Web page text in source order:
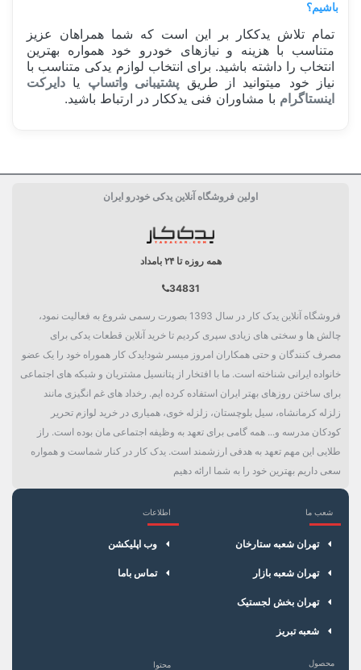
باشیم؟
تمام تلاش یدککار بر این است که شما همراهان عزیز
متناسب با هزینه و نیازهای خودرو خود همواره بهترین
انتخاب را داشته باشید. برای انتخاب لوازم یدکی متناسب با
نیاز خود میتوانید از طریق پشتیبانی واتساپ یا دایرکت
اینستاگرام با مشاوران فنی یدککار در ارتباط باشید.
90 هزار کیلومتر
جعبه تکی
اولین فروشگاه آنلاین یدکی خودرو ایران
همه روزه تا ۲۴ بامداد
34831
فروشگاه آنلاین یدک کار در سال 1393 بصورت رسمی شروع به فعالیت نمود،
چالش ها و سختی های زیادی سپری کردیم تا خرید آنلاین قطعات یدکی برای
مصرف کنندگان و حتی همکاران امروز میسر شود!یدک کار هموراه خود را یک عضو
خانواده ایرانی شناخته است. ما با افتخار از پتانسیل مشتریان و شبکه های اجتماعی
برای ساختن روزهای بهتر ایران استفاده کرده ایم. رخداد های غم انگیزی مانند
زلزله کرمانشاه، سیل بلوچستان، زلزله خوی، همیاری در خرید لوازم تحریر
کودکان مدرسه و... همه گامی برای تعهد به وظیفه اجتماعی مان بوده است. راز
طلایی این مهم تعهد به هدفی ارزشمند است. یدک کار در کنار شماست و همواره
سعی داریم بهترین خود را به شما ارائه دهیم
شعب ما
تهران شعبه ستارخان
تهران شعبه بازار
تهران بخش لجستیک
شعبه تبریز
اطلاعات
وب اپلیکشن
تماس باما
محصول محتوا
×